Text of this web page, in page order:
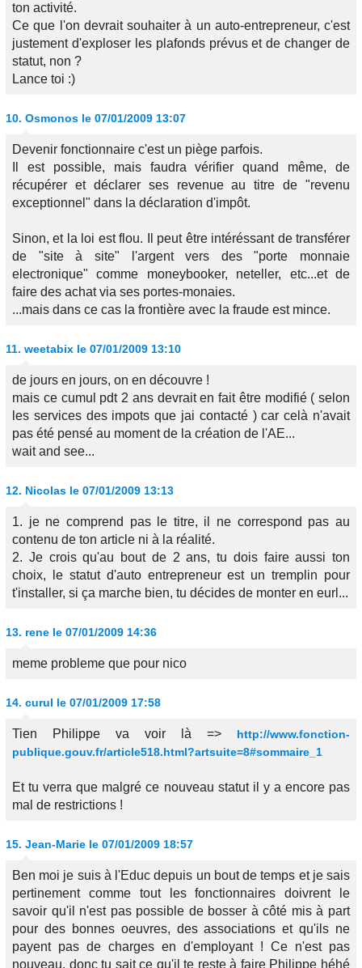
ton activité.
Ce que l'on devrait souhaiter à un auto-entrepreneur, c'est
justement d'exploser les plafonds prévus et de changer de
statut, non ?
Lance toi :)
10. Osmonos le 07/01/2009 13:07
Devenir fonctionnaire c'est un piège parfois.
Il est possible, mais faudra vérifier quand même, de
récupérer et déclarer ses revenue au titre de "revenu
exceptionnel" dans la déclaration d'impôt.
Sinon, et la loi est flou. Il peut être intéréssant de transférer
de "site à site" l'argent vers des "porte monnaie
electronique" comme moneybooker, neteller, etc...et de
faire des achat via ses portes-monaies.
...mais dans ce cas la frontière avec la fraude est mince.
11. weetabix le 07/01/2009 13:10
de jours en jours, on en découvre !
mais ce cumul pdt 2 ans devrait en fait être modifié ( selon
les services des impots que jai contacté ) car celà n'avait
pas été pensé au moment de la création de l'AE...
wait and see...
12. Nicolas le 07/01/2009 13:13
1. je ne comprend pas le titre, il ne correspond pas au
contenu de ton article ni à la réalité.
2. Je crois qu'au bout de 2 ans, tu dois faire aussi ton
choix, le statut d'auto entrepreneur est un tremplin pour
t'installer, si ça marche bien, tu décides de monter en eurl...
13. rene le 07/01/2009 14:36
meme probleme que pour nico
14. curul le 07/01/2009 17:58
Tien Philippe va voir là => http://www.fonction-
publique.gouv.fr/article518.html?artsuite=8#sommaire_1
Et tu verra que malgré ce nouveau statut il y a encore pas
mal de restrictions !
15. Jean-Marie le 07/01/2009 18:57
Ben moi je suis à l'Educ depuis un bout de temps et je sais
pertinement comme tout les fonctionnaires doivrent le
savoir qu'il n'est pas possible de bosser à côté mis à part
pour des bonnes oeuvres, des associations et qu'ils ne
payent pas de charges en d'employant ! Ce n'est pas
nouveau, donc tu sait ce qu'il te reste à faire Philippe héhé